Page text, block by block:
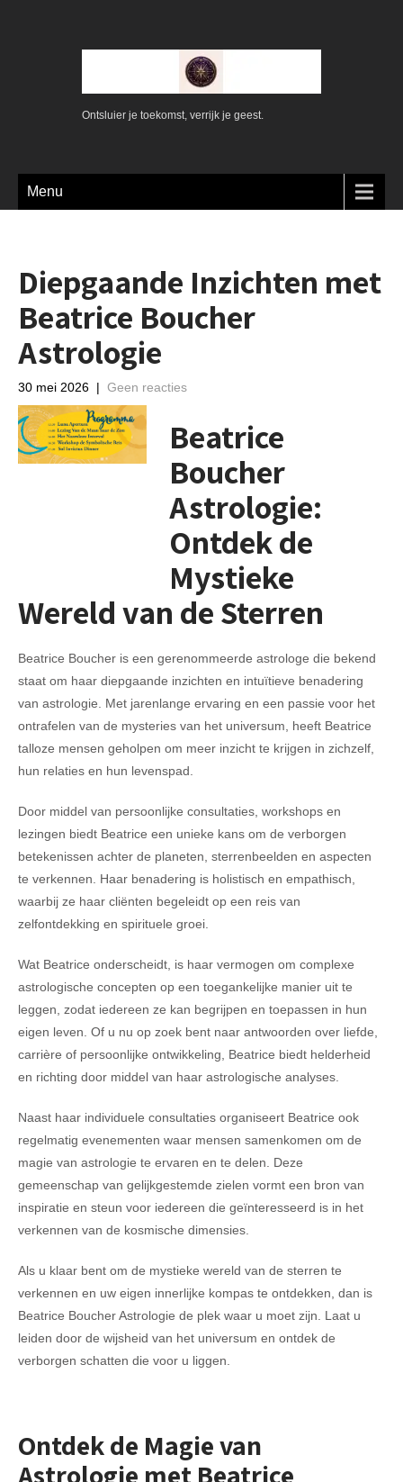
Ontsluier je toekomst, verrijk je geest.
Menu
Diepgaande Inzichten met
Beatrice Boucher
Astrologie
30 mei 2026 | Geen reacties
Beatrice
Boucher
Astrologie:
Ontdek de
Mystieke
Wereld van de Sterren
Beatrice Boucher is een gerenommeerde astrologe die bekend
staat om haar diepgaande inzichten en intuïtieve benadering
van astrologie. Met jarenlange ervaring en een passie voor het
ontrafelen van de mysteries van het universum, heeft Beatrice
talloze mensen geholpen om meer inzicht te krijgen in zichzelf,
hun relaties en hun levenspad.
Door middel van persoonlijke consultaties, workshops en
lezingen biedt Beatrice een unieke kans om de verborgen
betekenissen achter de planeten, sterrenbeelden en aspecten
te verkennen. Haar benadering is holistisch en empathisch,
waarbij ze haar cliënten begeleidt op een reis van
zelfontdekking en spirituele groei.
Wat Beatrice onderscheidt, is haar vermogen om complexe
astrologische concepten op een toegankelijke manier uit te
leggen, zodat iedereen ze kan begrijpen en toepassen in hun
eigen leven. Of u nu op zoek bent naar antwoorden over liefde,
carrière of persoonlijke ontwikkeling, Beatrice biedt helderheid
en richting door middel van haar astrologische analyses.
Naast haar individuele consultaties organiseert Beatrice ook
regelmatig evenementen waar mensen samenkomen om de
magie van astrologie te ervaren en te delen. Deze
gemeenschap van gelijkgestemde zielen vormt een bron van
inspiratie en steun voor iedereen die geïnteresseerd is in het
verkennen van de kosmische dimensies.
Als u klaar bent om de mystieke wereld van de sterren te
verkennen en uw eigen innerlijke kompas te ontdekken, dan is
Beatrice Boucher Astrologie de plek waar u moet zijn. Laat u
leiden door de wijsheid van het universum en ontdek de
verborgen schatten die voor u liggen.
Ontdek de Magie van
Astrologie met Beatrice